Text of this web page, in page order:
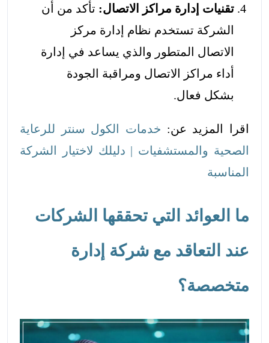
تقنيات إدارة مراكز الاتصال: تأكد من أن
الشركة تستخدم نظام إدارة مركز
الاتصال المتطور والذي يساعد في إدارة
أداء مراكز الاتصال ومراقبة الجودة
بشكل فعال.
اقرا المزيد عن: خدمات الكول سنتر للرعاية
الصحية والمستشفيات | دليلك لاختيار الشركة
المناسبة
ما العوائد التي تحققها الشركات
عند التعاقد مع شركة إدارة
متخصصة؟